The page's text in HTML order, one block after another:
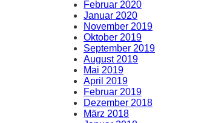
Februar 2020
Januar 2020
November 2019
Oktober 2019
September 2019
August 2019
Mai 2019
April 2019
Februar 2019
Dezember 2018
März 2018